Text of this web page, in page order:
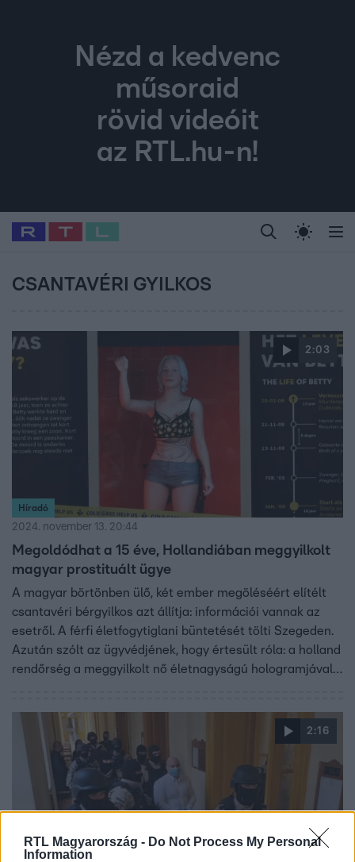
RTL Magyarország - Do Not Process My Personal
Information
Nézd a kedvenc
műsoraid
rövid videóit
az RTL.hu-n!
Legfrissebb RTL Híradó Randi Celeb vagyok,
Babits Marcella Most Wanted Gallusz
CSANTAVÉRI GYILKOS
2:03
Híradó
2024. november 13. 20:44
Megoldódhat a 15 éve, Hollandiában meggyilkolt
magyar prostituált ügye
A magyar börtönben ülő, két ember megöléséért elítélt
csantavéri bérgyilkos azt állítja: információi vannak az
esetről. A férfi életfogytiglani büntetését tölti Szegeden.
Azután szólt az ügyvédjének, hogy értesült róla: a holland
rendőrség a meggyilkolt nő életnagyságú hologramjával
2:16